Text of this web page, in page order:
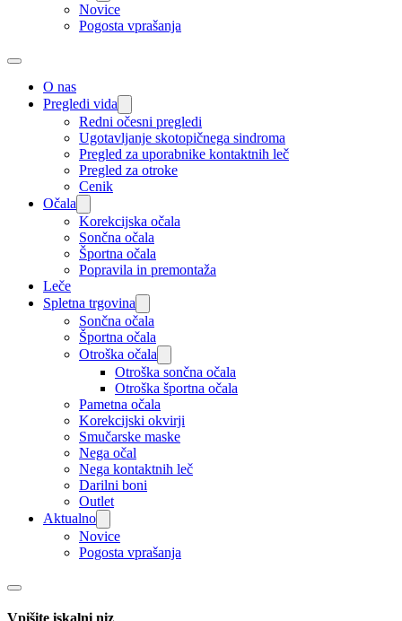
Novice
Pogosta vprašanja
O nas
Pregledi vida
Redni očesni pregledi
Ugotavljanje skotopičnega sindroma
Pregled za uporabnike kontaktnih leč
Pregled za otroke
Cenik
Očala
Korekcijska očala
Sončna očala
Športna očala
Popravila in premontaža
Leče
Spletna trgovina
Sončna očala
Športna očala
Otroška očala
Otroška sončna očala
Otroška športna očala
Pametna očala
Korekcijski okvirji
Smučarske maske
Nega očal
Nega kontaktnih leč
Darilni boni
Outlet
Aktualno
Novice
Pogosta vprašanja